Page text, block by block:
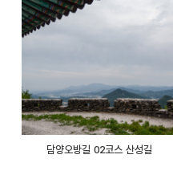
담양오방길 02코스 산성길